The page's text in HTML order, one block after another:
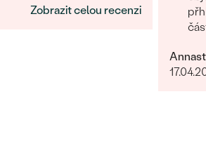
Zobrazit celou recenzi